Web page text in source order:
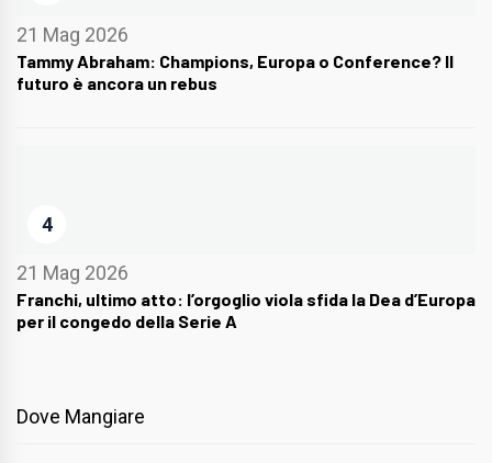
21 Mag 2026
Tammy Abraham: Champions, Europa o Conference? Il
futuro è ancora un rebus
4
21 Mag 2026
Franchi, ultimo atto: l’orgoglio viola sfida la Dea d’Europa
per il congedo della Serie A
Dove Mangiare